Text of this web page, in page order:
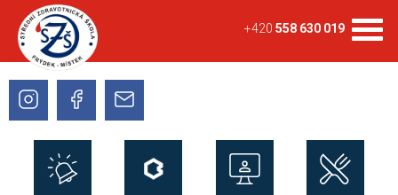
+420 558 630 019